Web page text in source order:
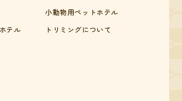
テル
小動物用ペットホテル
トリミングについて